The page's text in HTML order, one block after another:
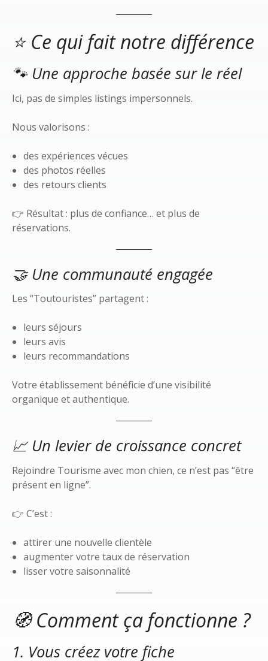
⭐ Ce qui fait notre différence
🐾 Une approche basée sur le réel
Ici, pas de simples listings impersonnels.
Nous valorisons :
des expériences vécues
des photos réelles
des retours clients
👉 Résultat : plus de confiance… et plus de
réservations.
🤝 Une communauté engagée
Les “Toutouristes” partagent :
leurs séjours
leurs avis
leurs recommandations
Votre établissement bénéficie d’une visibilité
organique et authentique.
📈 Un levier de croissance concret
Rejoindre Tourisme avec mon chien, ce n’est pas “être
présent en ligne”.
👉 C’est :
attirer une nouvelle clientèle
augmenter votre taux de réservation
lisser votre saisonnalité
🧭 Comment ça fonctionne ?
1. Vous créez votre fiche